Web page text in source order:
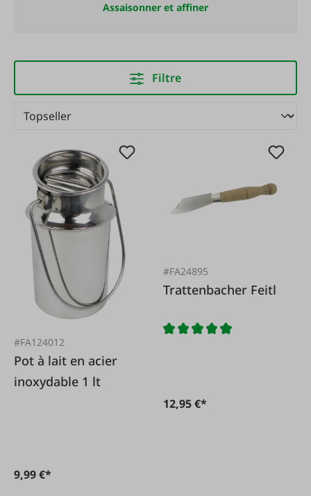
Assaisonner et affiner
Filtre
#FA124012
Pot à lait en acier
inoxydable 1 lt
9,99 €*
#FA24895
Trattenbacher Feitl
12,95 €*